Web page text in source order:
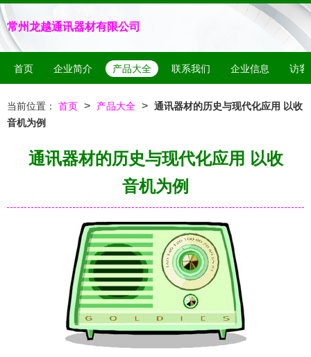
常州龙越通讯器材有限公司
首页 企业简介 产品大全 联系我们 企业信息 访客
当前位置： 首页 > 产品大全 > 通讯器材的历史与现代化应用 以收
音机为例
通讯器材的历史与现代化应用 以收
音机为例